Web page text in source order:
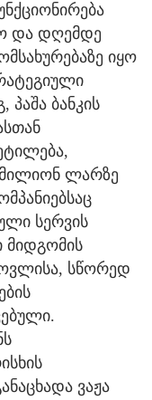
და დღემდე
იყო
ბანკის
მილიონ ლარზე
სერვის
მიდგომის
სწორედ
ვაჟა